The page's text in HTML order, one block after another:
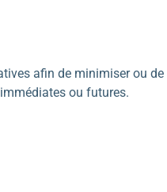
afin de minimiser ou de
ou futures.